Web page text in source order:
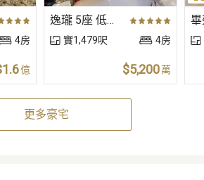
4房
億
逸瓏 5座 低層 A室
實1,479呎 4房
$5,200萬
更多豪宅